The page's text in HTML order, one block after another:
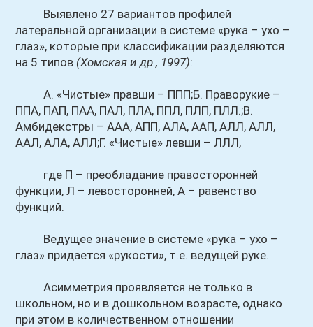
Выявлено 27 вариантов профилей
латеральной организации в системе «рука – ухо –
глаз», которые при классификации разделяются
на 5 типов (Хомская и др., 1997):
А. «Чистые» правши – ППП;Б. Праворукие –
ППА, ПАП, ПАА, ПАЛ, ПЛА, ППЛ, ПЛП, ПЛЛ.;В.
Амбидекстры – ААА, АПП, АЛА, ААП, АЛЛ, АЛЛ,
ААЛ, АЛА, АЛЛ;Г. «Чистые» левши – ЛЛЛ,
где П – преобладание правосторонней
функции, Л – левосторонней, А – равенство
функций.
Ведущее значение в системе «рука – ухо –
глаз» придается «рукости», т.е. ведущей руке.
Асимметрия проявляется не только в
школьном, но и в дошкольном возрасте, однако
при этом в количественном отношении